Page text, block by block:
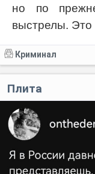
но по
выстрелы. Это
Криминал
Плита